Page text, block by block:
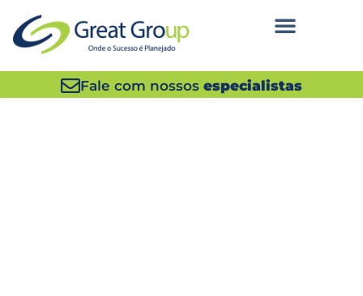
Fale com nossos especialistas